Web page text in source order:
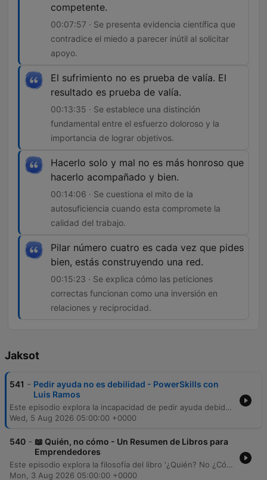
competente.
00:07:57 · Se presenta evidencia científica que
contradice el miedo a parecer inútil al solicitar
apoyo.
El sufrimiento no es prueba de valía. El
resultado es prueba de valía.
00:13:35 · Se establece una distinción
fundamental entre el esfuerzo doloroso y la
importancia de lograr objetivos.
Hacerlo solo y mal no es más honroso que
hacerlo acompañado y bien.
00:14:06 · Se cuestiona el mito de la
autosuficiencia cuando esta compromete la
calidad del trabajo.
Pilar número cuatro es cada vez que pides
bien, estás construyendo una red.
00:15:23 · Se explica cómo las peticiones
correctas funcionan como una inversión en
relaciones y reciprocidad.
Jaksot
541 - Pedir ayuda no es debilidad - PowerSkills con
Luis Ramos
Este episodio explora la incapacidad de pedir ayuda debido al miedo a parecer incompetente, analizando cómo este hábito afecta los resultados y la identidad profesional. Se desmitifica la idea de que la autosuficiencia es una virtud en el trabajo, proponiendo un enfoque hacia la eficiencia. Asimismo, se detallan los cuatro pilares fundamentales para aprender a pedir ayuda de manera profesional, enfatizando que la eficacia reside en el resultado y no en el esfuerzo solitario. El episodio concluye con la promoción de la newsletter 'Pasa a la Acción'.
Wed, 5 Aug 2026 05:00:00 +0000
540 - 📖 Quién, no cómo - Un Resumen de Libros para
Emprendedores
Este episodio explora la filosofía del libro '¿Quién? No ¿Cómo?' de Dan Sullivan y Ben Hardy, que propone dejar de intentar resolver todo individualmente para escalar negocios. A través de ejemplos como Michael Jordan y el emprendedor de sandías, se ilustra cómo delegar en las personas adecuadas permite un crecimiento exponencial frente al esfuerzo propio. Se analiza la transición mental necesaria para superar la procrastinación y aumentar la productividad mediante la delegación de tareas técnicas. El episodio profundiza en la importancia de rodearse de personas que aporten valor, la economía del tiempo y consejos prácticos para identificar tareas que drenan energía, permitiendo al líder enfocarse en su propósito único.
Mon, 3 Aug 2026 05:00:00 +0000